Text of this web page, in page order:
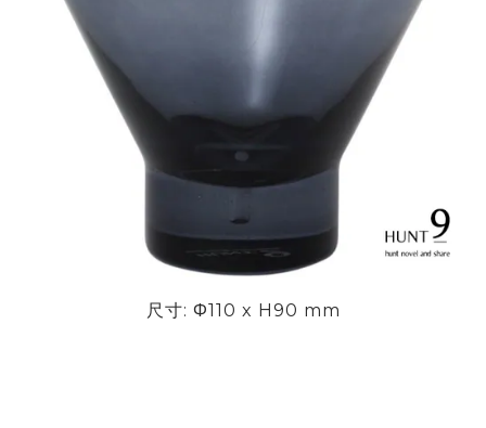
尺寸: Φ110 x H90 mm